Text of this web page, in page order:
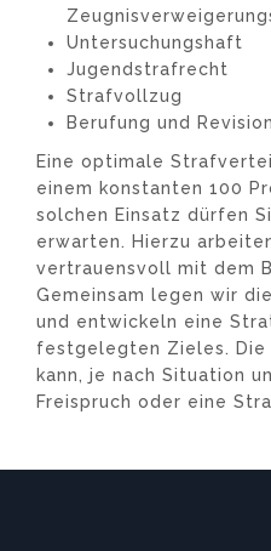
Untersuchungshaft
Jugendstrafrecht
Strafvollzug
Berufung und Revision
Eine optimale
einem konstanten 100
solchen Einsatz dürfen
erwarten. Hierzu
vertrauensvoll mit dem
Gemeinsam legen wir
und entwickeln eine
festgelegten Zieles.
kann, je nach Situation
Freispruch oder eine